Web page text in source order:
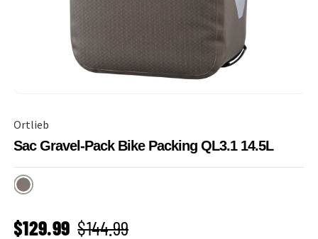
Ortlieb
Sac Gravel-Pack Bike Packing QL3.1 14.5L
Dark Sand
PRIX SOLDÉ
$129.99 Prix habituel
$144.99